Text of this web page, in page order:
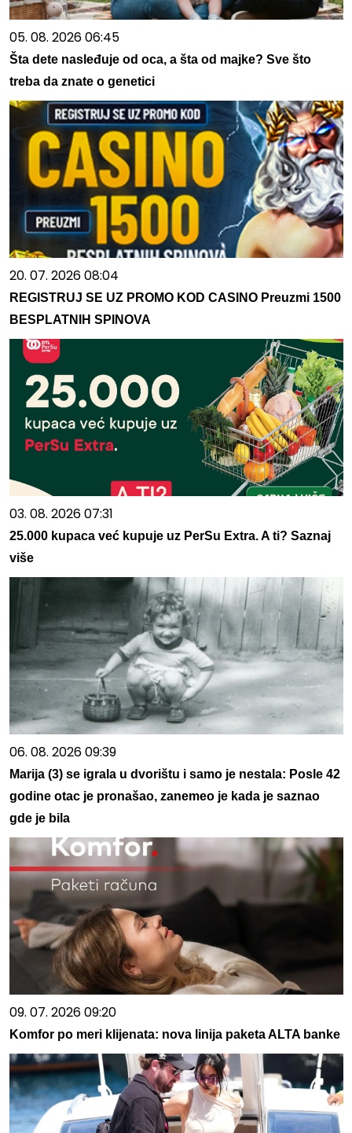
05. 08. 2026 06:45
Šta dete nasleđuje od oca, a šta od majke? Sve što
treba da znate o genetici
20. 07. 2026 08:04
REGISTRUJ SE UZ PROMO KOD CASINO Preuzmi 1500
BESPLATNIH SPINOVA
03. 08. 2026 07:31
25.000 kupaca već kupuje uz PerSu Extra. A ti? Saznaj
više
06. 08. 2026 09:39
Marija (3) se igrala u dvorištu i samo je nestala: Posle 42
godine otac je pronašao, zanemeo je kada je saznao
gde je bila
09. 07. 2026 09:20
Komfor po meri klijenata: nova linija paketa ALTA banke